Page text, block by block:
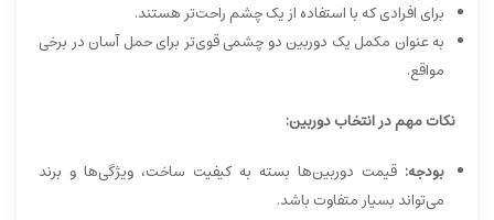
برای افرادی که با استفاده از یک چشم راحت‌تر هستند.
به عنوان مکمل یک دوربین دو چشمی قوی‌تر برای حمل آسان در برخی
مواقع.
نکات مهم در انتخاب دوربین:
بودجه: قیمت دوربین‌ها بسته به کیفیت ساخت، ویژگی‌ها و برند
می‌تواند بسیار متفاوت باشد.